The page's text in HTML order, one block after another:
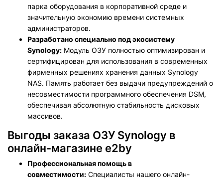
парка оборудования в корпоративной среде и
значительную экономию времени системных
администраторов.
Разработано специально под экосистему
Synology: Модуль ОЗУ полностью оптимизирован и
сертифицирован для использования в современных
фирменных решениях хранения данных Synology
NAS. Память работает без выдачи предупреждений о
несовместимости программного обеспечения DSM,
обеспечивая абсолютную стабильность дисковых
массивов.
Выгоды заказа ОЗУ Synology в
онлайн-магазине e2by
Профессиональная помощь в
совместимости: Специалисты нашего онлайн-